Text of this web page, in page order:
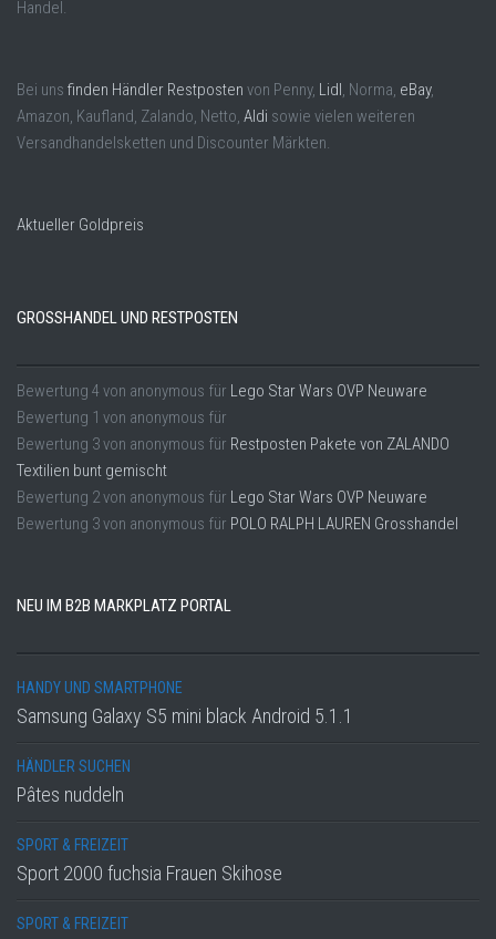
Handel.
Bei uns finden Händler Restposten von Penny, Lidl , Norma, eBay,
Amazon, Kaufland, Zalando, Netto, Aldi sowie vielen weiteren
Versandhandelsketten und Discounter Märkten.
Aktueller Goldpreis
GROSSHANDEL UND RESTPOSTEN
Bewertung 4 von anonymous für Lego Star Wars OVP Neuware
Bewertung 1 von anonymous für
Bewertung 3von anonymous für Restposten Pakete von ZALANDO
Textilien bunt gemischt
Bewertung 2von anonymous für Lego Star Wars OVP Neuware
Bewertung 3von anonymous für POLO RALPH LAUREN Grosshandel
NEU IM B2B MARKPLATZ PORTAL
HANDY UND SMARTPHONE
Samsung Galaxy S5 mini black Android 5.1.1
HÄNDLER SUCHEN
Pâtes nuddeln
SPORT & FREIZEIT
Sport 2000 fuchsia Frauen Skihose
SPORT & FREIZEIT